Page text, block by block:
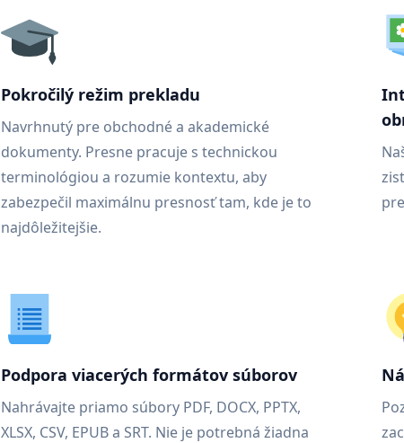
Pokročilý režim prekladu
Navrhnutý pre obchodné a akademické
dokumenty. Presne pracuje s technickou
terminológiou a rozumie kontextu, aby
zabezpečil maximálnu presnosť tam, kde je to
najdôležitejšie.
Podpora viacerých formátov súborov
Nahrávajte priamo súbory PDF, DOCX, PPTX,
XLSX, CSV, EPUB a SRT. Nie je potrebná žiadna